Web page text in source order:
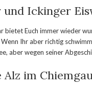
und Ickinger
bietet Euch immer wieder
Ihr aber richtig
aber wegen seiner
Alz im